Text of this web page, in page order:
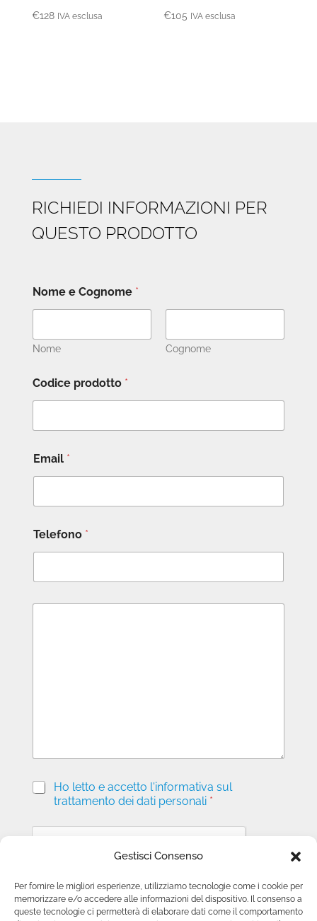
Gestisci Consenso
Per fornire le migliori esperienze, utilizziamo tecnologie come i cookie per
memorizzare e/o accedere alle informazioni del dispositivo. Il consenso a
queste tecnologie ci permetterà di elaborare dati come il comportamento
€128 IVA esclusa €105 IVA esclusa
RICHIEDI INFORMAZIONI PER
QUESTO PRODOTTO
Nome e Cognome *
Nome Cognome
Codice prodotto *
Email *
Telefono *
P
v
a
*
Ho letto e accetto l'informativa sul
trattamento dei dati personali *
Invia richiesta